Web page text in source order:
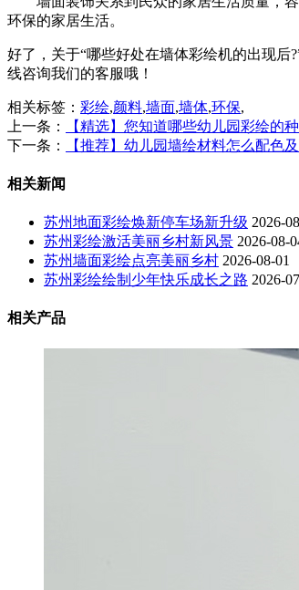
环保的家居生活。
好了，关于“哪些好处在墙体彩绘机的出现
线咨询我们的客服哦！
相关标签： 彩绘,颜料,墙面,墙体,环保,
上一条：
【精选】您知道哪些幼儿园彩绘的
下一条：
【推荐】幼儿园墙绘材料怎么配色
相关新闻
苏州地面彩绘焕新停车场新升级 2026-
苏州彩绘激活美丽乡村新风景 2026-08-
苏州墙面彩绘点亮美丽乡村 2026-08-01
苏州彩绘绘制少年快乐成长之路 2026-
相关产品